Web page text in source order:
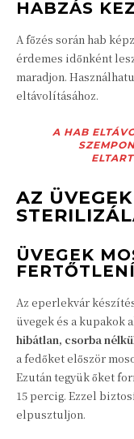
HABZÁS
A főzés során hab
érdemes időnként
maradjon.
eltávolításához.
A HAB
AZ
ÜVEGEK
Az eperlekvár
üvegek és a kupakok
hibátlan, csorba
a fedőket először
Ezután tegyük őket
15 percig. Ezzel
elpusztuljon.